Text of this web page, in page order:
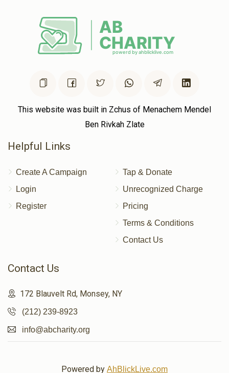
Moshe Buxbaum מרדכי יושע בקסבוים
This website was built in Zchus of Menachem Mendel
Ben Rivkah Zlate
Helpful Links
Create A Campaign
Login
Register
Tap & Donate
Unrecognized Charge
Pricing
Terms & Conditions
Contact Us
Contact Us
172 Blauvelt Rd, Monsey, NY
(212) 239-8923
info@abcharity.org
Powered by AhBlickLive.com